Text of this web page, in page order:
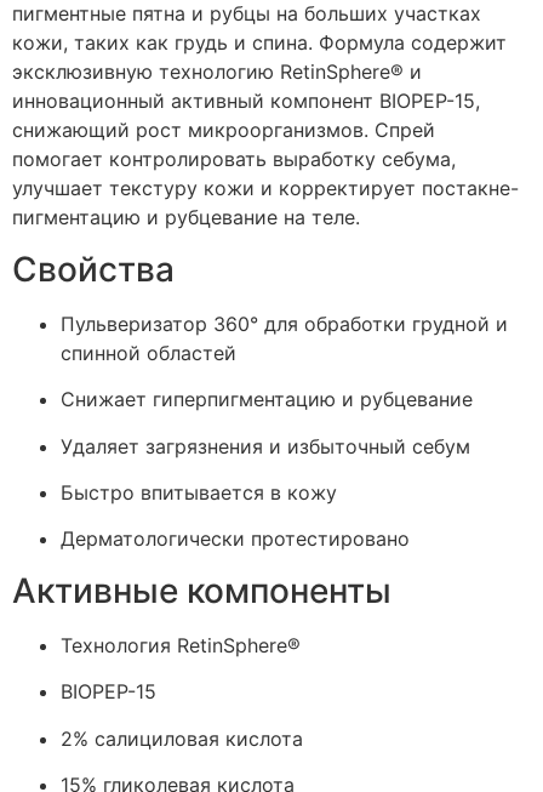
пигментные пятна и рубцы на больших участках
кожи, таких как грудь и спина. Формула содержит
эксклюзивную технологию RetinSphere® и
инновационный активный компонент BIOPEP-15,
снижающий рост микроорганизмов. Спрей
помогает контролировать выработку себума,
улучшает текстуру кожи и корректирует постакне-
пигментацию и рубцевание на теле.
Свойства
Пульверизатор 360° для обработки грудной и
спинной областей
Снижает гиперпигментацию и рубцевание
Удаляет загрязнения и избыточный себум
Быстро впитывается в кожу
Дерматологически протестировано
Активные компоненты
Технология RetinSphere®
BIOPEP-15
2% салициловая кислота
15% гликолевая кислота